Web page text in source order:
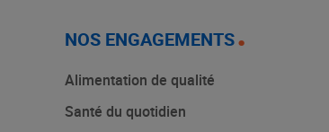
NOS ENGAGEMENTS
Alimentation de qualité
Santé du quotidien